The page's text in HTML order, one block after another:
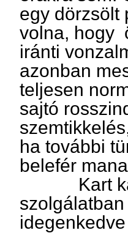
egy dörzsölt
volna, hogy
iránti
azonban
teljesen
sajtó
ha további
belefér
Kart